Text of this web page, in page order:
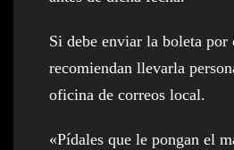
Si debe enviar la boleta por
recomiendan llevarla
oficina de correos local.
«Pídales que le pongan el